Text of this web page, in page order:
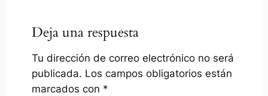
Deja una respuesta
Tu dirección de correo electrónico no será
publicada. Los campos obligatorios están
marcados con *